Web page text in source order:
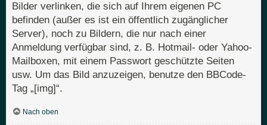
Bilder verlinken, die sich auf Ihrem eigenen PC
befinden (außer es ist ein öffentlich zugänglicher
Server), noch zu Bildern, die nur nach einer
Anmeldung verfügbar sind, z. B. Hotmail- oder Yahoo-
Mailboxen, mit einem Passwort geschützte Seiten
usw. Um das Bild anzuzeigen, benutze den BBCode-
Tag „[img]“.
Nach oben